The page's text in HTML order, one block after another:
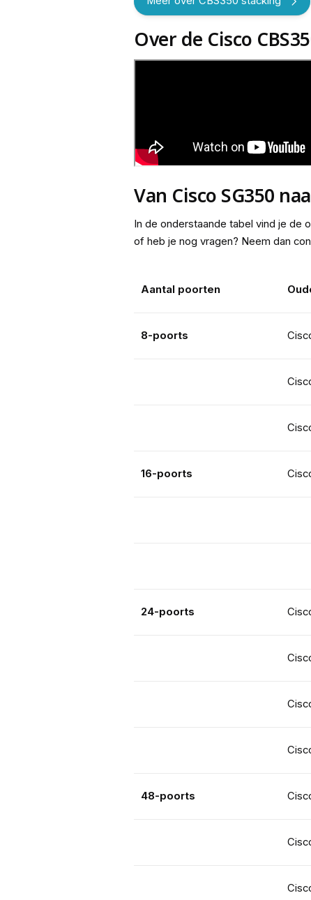
Over de Cisco
Van Cisco SG350
In de onderstaande tabel vind je de
of heb je nog vragen? Neem dan
Aantal poorten
8-poorts
16-poorts
24-poorts
48-poorts